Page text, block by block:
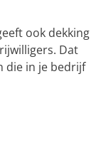
ook dekking
Dat
die in je bedrijf